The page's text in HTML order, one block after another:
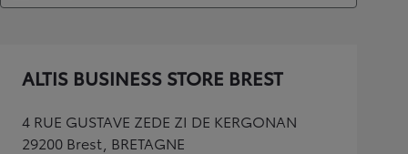
ALTIS BUSINESS STORE BREST
4 RUE GUSTAVE ZEDE ZI DE KERGONAN
29200 Brest, BRETAGNE